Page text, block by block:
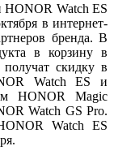
Watch ES
в интернет-
бренда. В
в корзину в
получат скидку в
Watch ES и
HONOR Magic
Watch GS Pro.
Watch ES